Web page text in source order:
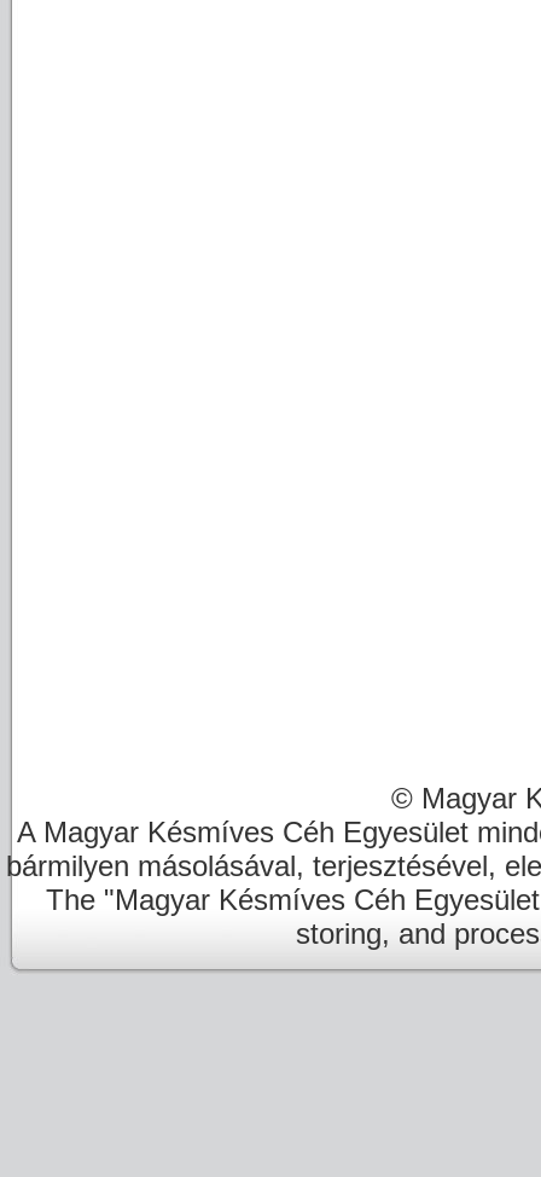
© Magyar
A Magyar Késmíves Céh Egyesület
bármilyen másolásával, terjesztésével,
The "Magyar Késmíves Céh
storing, and